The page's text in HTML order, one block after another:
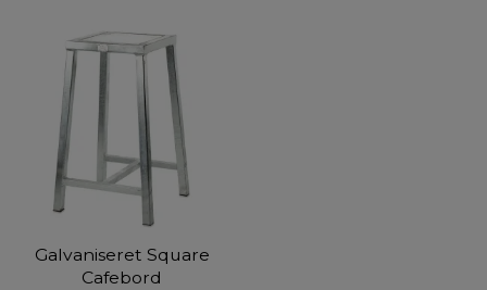
Galvaniseret Square
Cafebord